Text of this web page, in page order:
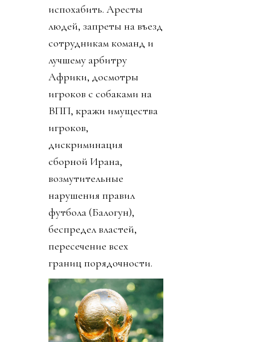
испохабить. Аресты
людей, запреты на въезд
сотрудникам команд и
лучшему арбитру
Африки, досмотры
игроков с собаками на
ВПП, кражи имущества
игроков,
дискриминация
сборной Ирана,
возмутительные
нарушения правил
футбола (Балогун),
беспредел властей,
пересечение всех
границ порядочности.